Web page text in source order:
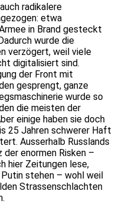
radikalere
etwa
in Brand gesteckt
wurde die
verzögert, weil viele
digitalisiert sind.
der Front mit
gesprengt, ganze
wurde so
die meisten der
einige haben sie doch
25 Jahren schwerer Haft
Ausserhalb Russlands
enormen Risken –
hier Zeitungen lese,
stehen – wohl weil
Strassenschlachten